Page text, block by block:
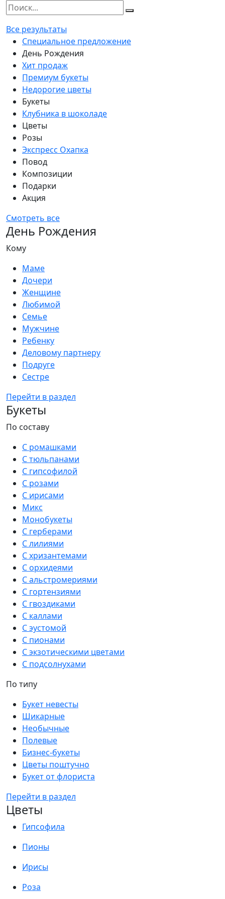
Все результаты
Специальное предложение
День Рождения
Хит продаж
Премиум букеты
Недорогие цветы
Букеты
Клубника в шоколаде
Цветы
Розы
Экспресс Охапка
Повод
Композиции
Подарки
Акция
Смотреть все
День Рождения
Кому
Маме
Дочери
Женщине
Любимой
Семье
Мужчине
Ребенку
Деловому партнеру
Подруге
Сестре
Перейти в раздел
Букеты
По составу
С ромашками
С тюльпанами
С гипсофилой
С розами
С ирисами
Микс
Монобукеты
С герберами
С лилиями
С хризантемами
С орхидеями
С альстромериями
С гортензиями
С гвоздиками
С каллами
С эустомой
С пионами
С экзотическими цветами
С подсолнухами
По типу
Букет невесты
Шикарные
Необычные
Полевые
Бизнес-букеты
Цветы поштучно
Букет от флориста
Перейти в раздел
Цветы
Гипсофила
Пионы
Ирисы
Роза